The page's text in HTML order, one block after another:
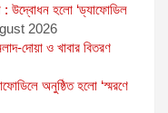
: উদ্বোধন হলো ‘ড্যাফোডিল
2026
দোয়া ও খাবার বিতরণ
অনুষ্ঠিত হলো ‘স্মরণে